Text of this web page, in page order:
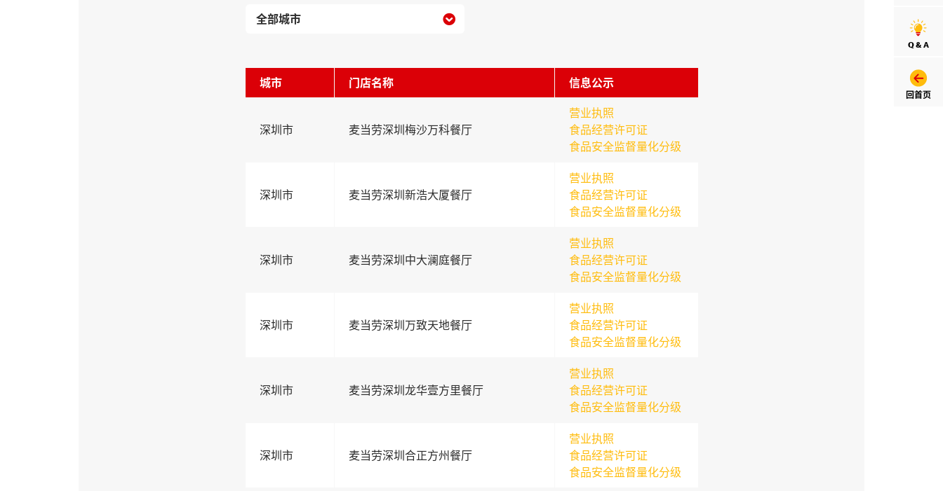
Q & A
回首页

城市 门店名称 信息公示
深圳市 麦当劳深圳梅沙万科餐厅
营业执照
食品经营许可证
食品安全监督量化分级
深圳市 麦当劳深圳新浩大厦餐厅
营业执照
食品经营许可证
食品安全监督量化分级
深圳市 麦当劳深圳中大澜庭餐厅
营业执照
食品经营许可证
食品安全监督量化分级
深圳市 麦当劳深圳万致天地餐厅
营业执照
食品经营许可证
食品安全监督量化分级
深圳市 麦当劳深圳龙华壹方里餐厅
营业执照
食品经营许可证
食品安全监督量化分级
深圳市 麦当劳深圳合正方州餐厅
营业执照
食品经营许可证
食品安全监督量化分级